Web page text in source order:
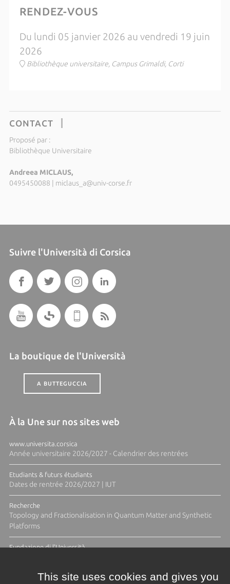
RENDEZ-VOUS
Du lundi 05 janvier 2026 au vendredi 19 juin
2026
Bibliothèque universitaire, Campus Grimaldi, Corti
CONTACT
Proposé par :
Bibliothèque Universitaire
Andreea MICLAUS,
0495450088
miclaus_a@univ-corse.fr
Suivre l'Università di Corsica
La boutique de l'Università
A BUTTEGUCCIA
À la Une sur nos sites web
www.universita.corsica
Année universitaire 2026/2027 - Calendrier des rentrées
Etudiants & futurs étudiants
Dates de rentrée 2026/2027 | IUT
Recherche
Topology and Fractionalisation in Quantum Matter and Synthetic
Platforms
Fundazione di l'Università
This site uses cookies and gives you